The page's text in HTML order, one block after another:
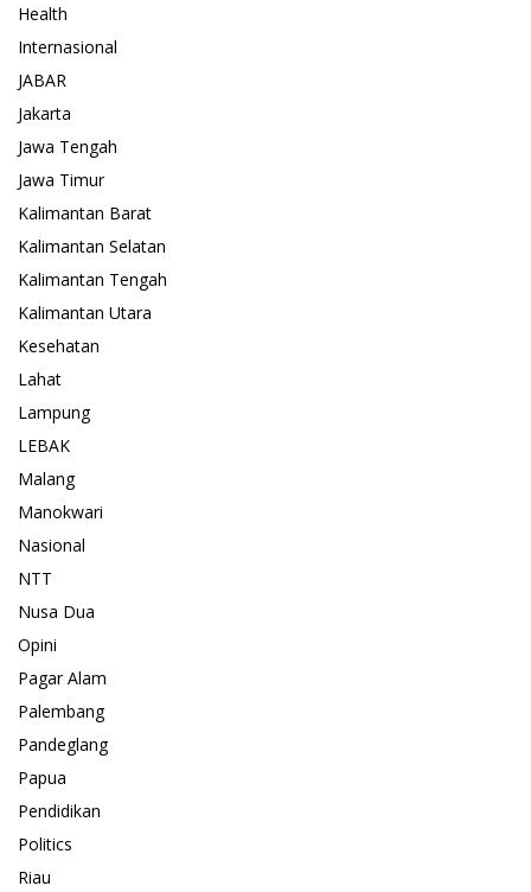
Health
Internasional
JABAR
Jakarta
Jawa Tengah
Jawa Timur
Kalimantan Barat
Kalimantan Selatan
Kalimantan Tengah
Kalimantan Utara
Kesehatan
Lahat
Lampung
LEBAK
Malang
Manokwari
Nasional
NTT
Nusa Dua
Opini
Pagar Alam
Palembang
Pandeglang
Papua
Pendidikan
Politics
Riau